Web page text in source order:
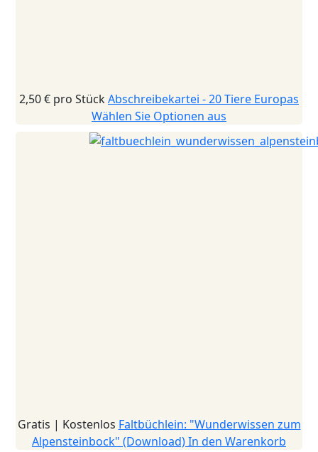
2,50 € pro StückAbschreibekartei - 20 Tiere Europas
Wählen Sie Optionen aus
Gratis | Kostenlos Faltbüchlein: "Wunderwissen zum
Alpensteinbock" (Download)In den Warenkorb